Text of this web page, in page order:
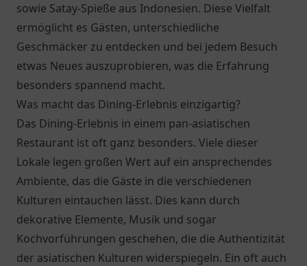
sowie Satay-Spieße aus Indonesien. Diese Vielfalt
ermöglicht es Gästen, unterschiedliche
Geschmäcker zu entdecken und bei jedem Besuch
etwas Neues auszuprobieren, was die Erfahrung
besonders spannend macht.
Was macht das Dining-Erlebnis einzigartig?
Das Dining-Erlebnis in einem pan-asiatischen
Restaurant ist oft ganz besonders. Viele dieser
Lokale legen großen Wert auf ein ansprechendes
Ambiente, das die Gäste in die verschiedenen
Kulturen eintauchen lässt. Dies kann durch
dekorative Elemente, Musik und sogar
Kochvorführungen geschehen, die die Authentizität
der asiatischen Kulturen widerspiegeln. Ein oft auch